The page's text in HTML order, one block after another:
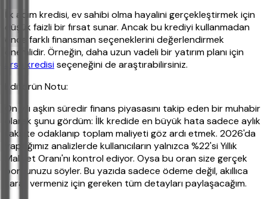
İlk adım kredisi, ev sahibi olma hayalini gerçekleştirmek için
düşük faizli bir fırsat sunar. Ancak bu krediyi kullanmadan
önce farklı finansman seçeneklerini değerlendirmek
önemlidir. Örneğin, daha uzun vadeli bir yatırım planı için
arsa kredisiseçeneğini de araştırabilirsiniz.
Editörün Notu:
On yılı aşkın süredir finans piyasasını takip eden bir muhabir
olarak şunu gördüm: İlk kredide en büyük hata sadece aylık
taksite odaklanıp toplam maliyeti göz ardı etmek. 2026'da
yaptığımız analizlerde kullanıcıların yalnızca %22'si Yıllık
Maliyet Oranı'nı kontrol ediyor. Oysa bu oran size gerçek
borcunuzu söyler. Bu yazıda sadece ödeme değil, akıllıca
karar vermeniz için gereken tüm detayları paylaşacağım.